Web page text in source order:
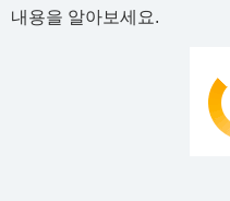
내용을 알아보세요.